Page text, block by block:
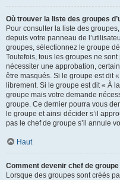
Où trouver la liste des groupes
Pour consulter la liste des
depuis votre panneau de
groupes, sélectionnez le groupe
Toutefois, tous les groupes ne
nécessiter une approbation,
être masqués. Si le groupe est dit
librement. Si le groupe est dit « À
groupe mais votre demande
groupe. Ce dernier pourra vous
le groupe et ainsi décider s’il
pas le chef de groupe s’il annule
Haut
Comment devenir chef de groupe
Lorsque des groupes sont créés